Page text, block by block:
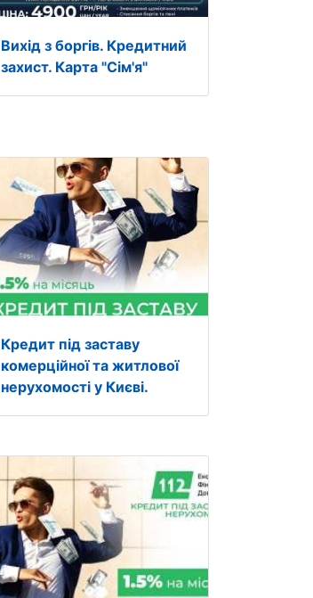
Вихід з боргів. Кредитний
захист. Карта "Сім'я"
Кредит під заставу
комерційної та житлової
нерухомості у Києві.